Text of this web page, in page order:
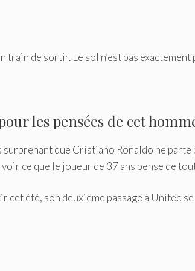
train de sortir. Le sol n’est pas exactement
les pensées de cet
surprenant que Cristiano Ronaldo ne
ce que le joueur de 37 ans pense de
cet été, son deuxième passage à United